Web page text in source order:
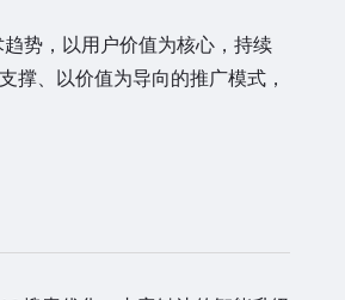
势，以用户价值为核心，持续
撑、以价值为导向的推广模式，